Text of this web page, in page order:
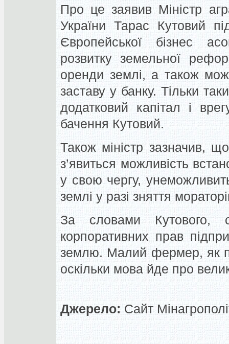
Про це заявив Міністр
України Тарас Кутовий
Європейської бізнес
розвитку земельної
оренди землі, а також
заставу у банку. Тільки
додатковий капітал і
бачення Кутовий.
Також міністр зазначив,
з’явиться можливість
у свою чергу,
землі у разі зняття
За словами Кутового,
корпоративних прав
землю. Малий фермер, як
оскільки мова йде про
Джерело: Сайт